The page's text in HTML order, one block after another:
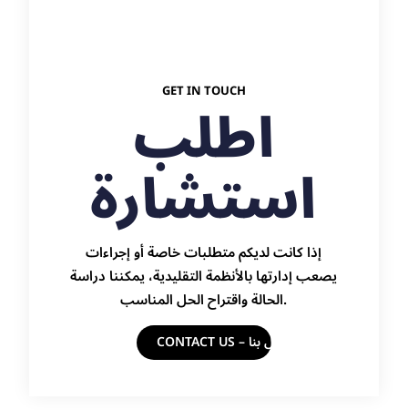
GET IN TOUCH
اطلب
استشارة
إذا كانت لديكم متطلبات خاصة أو إجراءات
يصعب إدارتها بالأنظمة التقليدية، يمكننا دراسة
الحالة واقتراح الحل المناسب.
CONTACT US – اتصل بنا